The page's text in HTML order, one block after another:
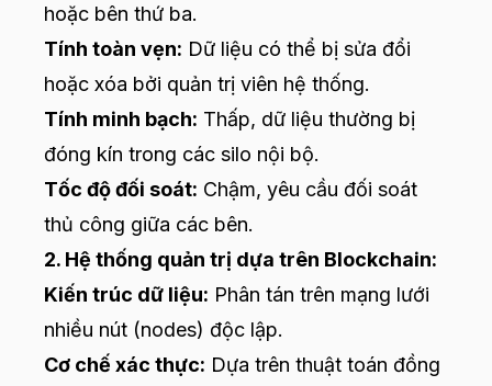
hoặc bên thứ ba.
Tính toàn vẹn: Dữ liệu có thể bị sửa đổi
hoặc xóa bởi quản trị viên hệ thống.
Tính minh bạch: Thấp, dữ liệu thường bị
đóng kín trong các silo nội bộ.
Tốc độ đối soát: Chậm, yêu cầu đối soát
thủ công giữa các bên.
2. Hệ thống quản trị dựa trên Blockchain:
Kiến trúc dữ liệu: Phân tán trên mạng lưới
nhiều nút (nodes) độc lập.
Cơ chế xác thực: Dựa trên thuật toán đồng